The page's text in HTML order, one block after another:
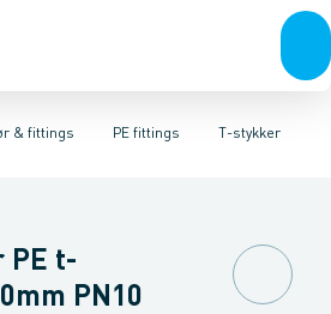
& fittings
& anboringerMuffer, klemmer &
PE fittings
fittings Duktiljern fittingsT-stykker
Vinkler 45gr.Vinkler 30gr.Vinkler
PE t-
PN10